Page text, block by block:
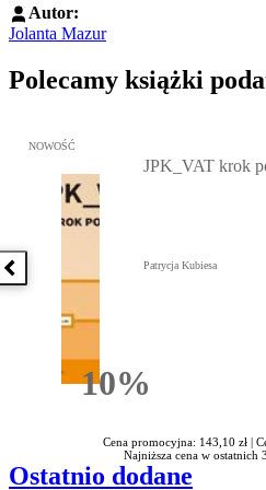
Autor:
Jolanta Mazur
Polecamy książki
Poprzednia książka
Przejdź do: JPK_VAT krok po
NOWOŚĆ
10%Rabatu
JPK_VAT krok
Patrycja Kubiesa
Cena promocyjna: 143,10 zł |
Najniższa cena w ostatnich
Ostatnio dodane